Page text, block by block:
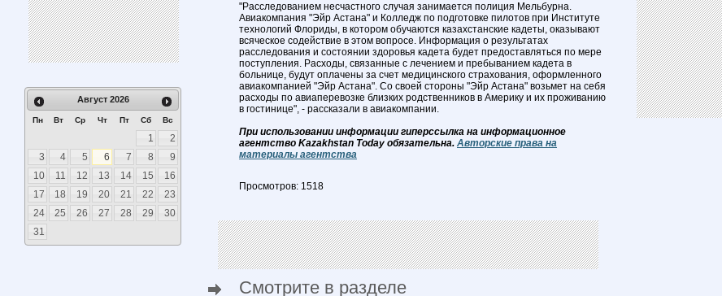
Август 2026
Пн Вт Ср Чт Пт Сб Вс
1
2
3
4 5 6 7 8
9
10
11 12 13 14 15
16
17
18 19 20 21 22
23
24
25 26 27 28 29
30
31
"Расследованием несчастного случая занимается полиция Мельбурна.
Авиакомпания "Эйр Астана" и Колледж по подготовке пилотов при Институте
технологий Флориды, в котором обучаются казахстанские кадеты, оказывают
всяческое содействие в этом вопросе. Информация о результатах
расследования и состоянии здоровья кадета будет предоставляться по мере
поступления. Расходы, связанные с лечением и пребыванием кадета в
больнице, будут оплачены за счет медицинского страхования, оформленного
авиакомпанией "Эйр Астана". Со своей стороны "Эйр Астана" возьмет на себя
расходы по авиаперевозке близких родственников в Америку и их проживанию
в гостинице", - рассказали в авиакомпании.
При использовании информации гиперссылка на информационное
агентство Kazakhstan Today обязательна. Авторские права на
материалы агентства
Просмотров: 1518
Смотрите в разделе